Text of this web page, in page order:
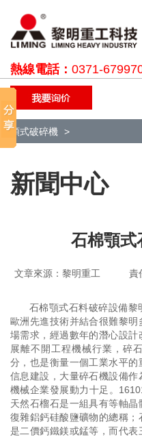
熱線電話： 0371-
顎式破碎機
新聞中心
石棉顎式
文章來源：黎明重工 責
石棉顎式石料破碎設備黎
歐洲先進技術并結合很難黎
場需求，經過數年的潛心設
展離不開工程機械行業，碎
分，也是衡量一個工業水平
信息建設，大量碎石機設備
機械企業發展動力十足。
天然石榴石是一組具有等軸
復雜鋁鈣硅酸鹽礦物的總稱
是二價鈣鐵鎂或錳等，而代